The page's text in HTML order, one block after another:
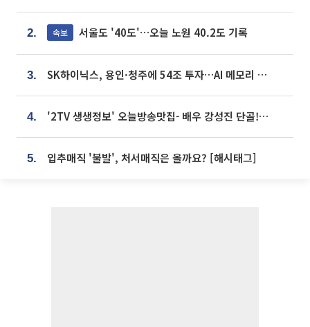
2. 속보 서울도 '40도'…오늘 노원 40.2도 기록
3. SK하이닉스, 용인·청주에 54조 투자…AI 메모리 생산기지 키운다
4. '2TV 생생정보' 오늘방송맛집- 배우 강성진 단골! 쌀국수ㆍ푸팟퐁 커리 맛집 '블○○○'
5. 입추매직 '불발', 처서매직은 올까요? [해시태그]